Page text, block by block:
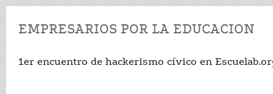
EMPRESARIOS POR LA EDUCACION
1er encuentro de hackerismo cívico en